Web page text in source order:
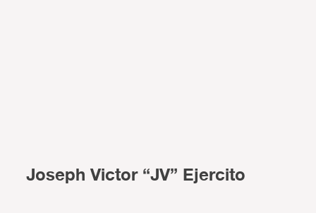
Joseph Victor “JV” Ejercito